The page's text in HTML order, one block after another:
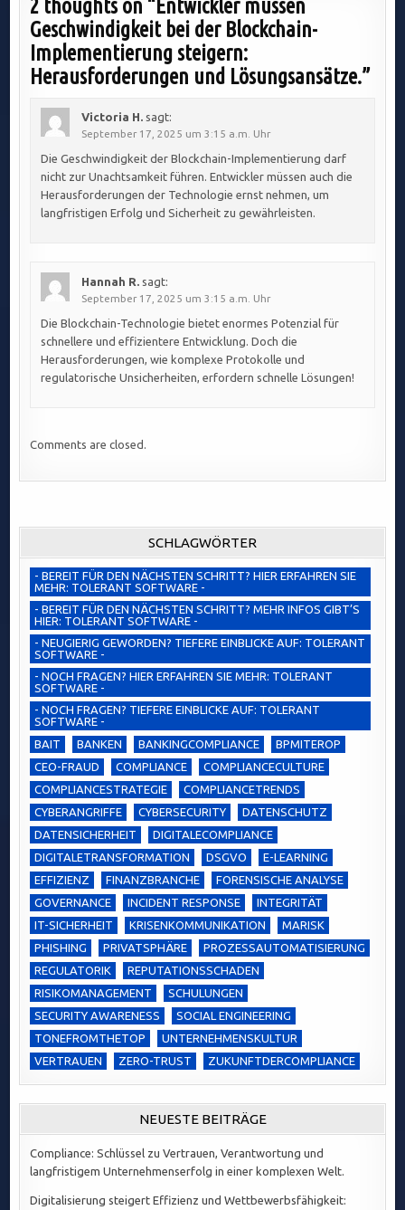
2 thoughts on “Entwickler müssen
Geschwindigkeit bei der Blockchain-
Implementierung steigern:
Herausforderungen und Lösungsansätze.”
Victoria H. sagt:
September 17, 2025 um 3:15 a.m. Uhr
Die Geschwindigkeit der Blockchain-Implementierung darf
nicht zur Unachtsamkeit führen. Entwickler müssen auch die
Herausforderungen der Technologie ernst nehmen, um
langfristigen Erfolg und Sicherheit zu gewährleisten.
Hannah R. sagt:
September 17, 2025 um 3:15 a.m. Uhr
Die Blockchain-Technologie bietet enormes Potenzial für
schnellere und effizientere Entwicklung. Doch die
Herausforderungen, wie komplexe Protokolle und
regulatorische Unsicherheiten, erfordern schnelle Lösungen!
Comments are closed.
SCHLAGWÖRTER
- BEREIT FÜR DEN NÄCHSTEN SCHRITT? HIER ERFAHREN SIE
MEHR: TOLERANT SOFTWARE -
- BEREIT FÜR DEN NÄCHSTEN SCHRITT? MEHR INFOS GIBT’S
HIER: TOLERANT SOFTWARE -
- NEUGIERIG GEWORDEN? TIEFERE EINBLICKE AUF: TOLERANT
SOFTWARE -
- NOCH FRAGEN? HIER ERFAHREN SIE MEHR: TOLERANT
SOFTWARE -
- NOCH FRAGEN? TIEFERE EINBLICKE AUF: TOLERANT
SOFTWARE -
BAIT
BANKEN BANKINGCOMPLIANCE
BPMITEROP
CEO-FRAUD
COMPLIANCE
COMPLIANCECULTURE
COMPLIANCESTRATEGIE
COMPLIANCETRENDS
CYBERANGRIFFE
CYBERSECURITY
DATENSCHUTZ
DATENSICHERHEIT
DIGITALECOMPLIANCE
DIGITALETRANSFORMATION
DSGVO
E-LEARNING
EFFIZIENZ
FINANZBRANCHE
FORENSISCHE ANALYSE
GOVERNANCE
INCIDENT RESPONSE
INTEGRITÄT
IT-SICHERHEIT
KRISENKOMMUNIKATION
MARISK
PHISHING
PRIVATSPHÄRE
PROZESSAUTOMATISIERUNG
REGULATORIK
REPUTATIONSSCHADEN
RISIKOMANAGEMENT
SCHULUNGEN
SECURITY AWARENESS
SOCIAL ENGINEERING
TONEFROMTHETOP
UNTERNEHMENSKULTUR
VERTRAUEN
ZERO-TRUST ZUKUNFTDERCOMPLIANCE
NEUESTE BEITRÄGE
Compliance: Schlüssel zu Vertrauen, Verantwortung und
langfristigem Unternehmenserfolg in einer komplexen Welt.
Digitalisierung steigert Effizienz und Wettbewerbsfähigkeit: